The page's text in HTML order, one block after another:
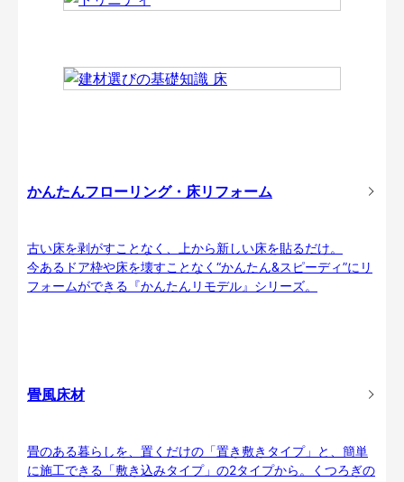
かんたんフローリング・床リフォーム
古い床を剥がすことなく、上から新しい床を貼るだけ。
今あるドア枠や床を壊すことなく“かんたん&スピーディ”にリ
フォームができる『かんたんリモデル』シリーズ。
畳風床材
畳のある暮らしを、置くだけの「置き敷きタイプ」と、簡単
に施工できる「敷き込みタイプ」の2タイプから。くつろぎの